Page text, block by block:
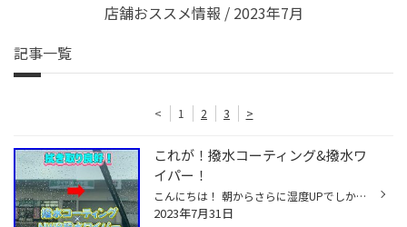
店舗おススメ情報 / 2023年7月
記事一覧
< 1 2 3 >
これが！撥水コーティング&撥水ワ
イパー！
こんにちは！ 朝からさらに湿度UPでしかもこのどんより天気・・・ この時期特に人気のお問合せも多い窓撥水コーティング！ 車種により施工できないもののありますがこの撥水はやめられないのです！！ 実際今日の朝私の車で試したものがコレ！（↓関連動画） 滑りもそうですが虫や汚れも取れやすくと...
2023年7月31日